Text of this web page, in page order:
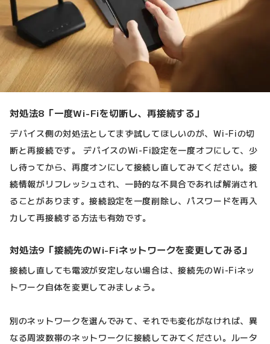
対処法8「一度Wi-Fiを切断し、再接続する」
デバイス側の対処法としてまず試してほしいのが、Wi-Fiの切
断と再接続です。 デバイスのWi-Fi設定を一度オフにして、少
し待ってから、再度オンにして接続し直してみてください。接
続情報がリフレッシュされ、一時的な不具合であれば解消され
ることがあります。接続設定を一度削除し、パスワードを再入
力して再接続する方法も有効です。
対処法9「接続先のWi-Fiネットワークを変更してみる」
接続し直しても電波が安定しない場合は、接続先のWi-Fiネッ
トワーク自体を変更してみましょう。
別のネットワークを選んでみて、それでも変化がなければ、異
なる周波数帯のネットワークに接続してみてください。ルータ